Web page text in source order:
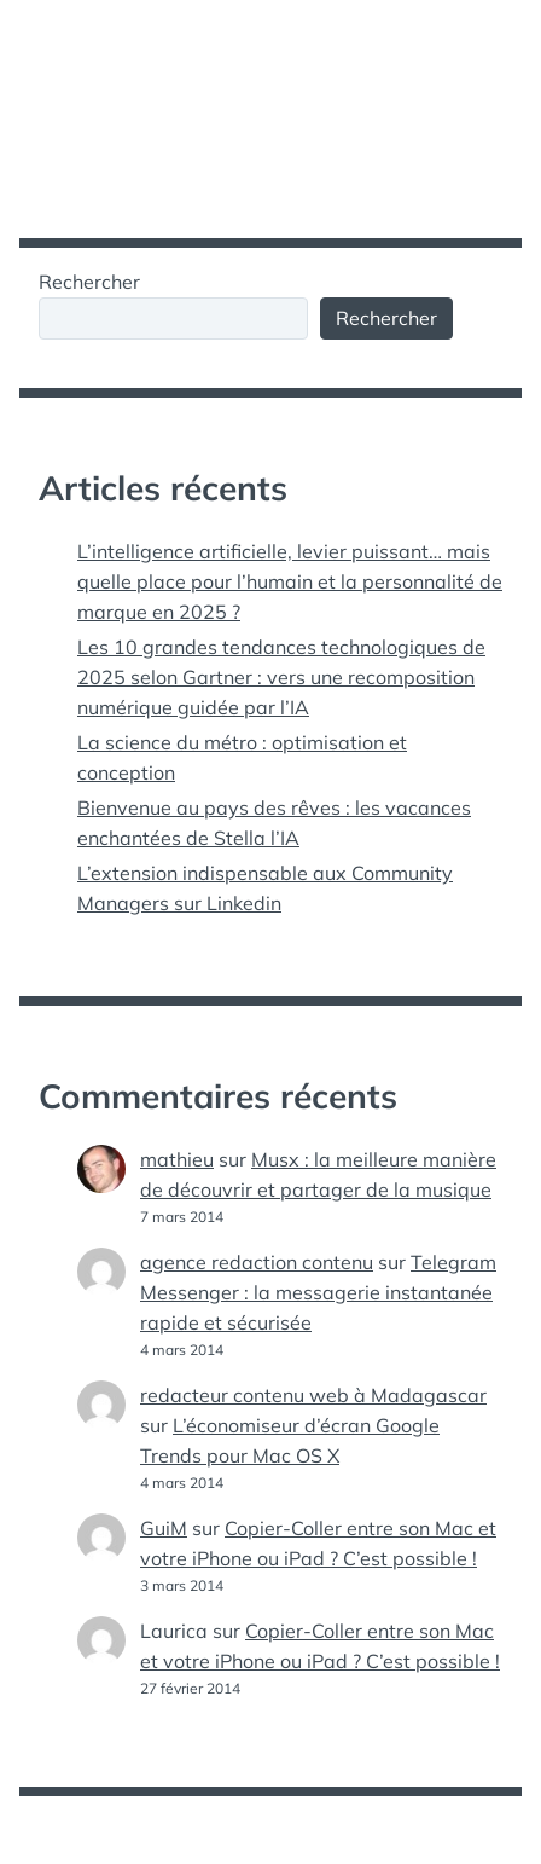
Rechercher
Rechercher
Articles récents
L’intelligence artificielle, levier puissant… mais
quelle place pour l’humain et la personnalité de
marque en 2025 ?
Les 10 grandes tendances technologiques de
2025 selon Gartner : vers une recomposition
numérique guidée par l’IA
La science du métro : optimisation et
conception
Bienvenue au pays des rêves : les vacances
enchantées de Stella l’IA
L’extension indispensable aux Community
Managers sur Linkedin
Commentaires récents
mathieu sur Musx : la meilleure manière
de découvrir et partager de la musique
7 mars 2014
agence redaction contenu sur Telegram
Messenger : la messagerie instantanée
rapide et sécurisée
4 mars 2014
redacteur contenu web à Madagascar
sur L’économiseur d’écran Google
Trends pour Mac OS X
4 mars 2014
GuiM sur Copier-Coller entre son Mac et
votre iPhone ou iPad ? C’est possible !
3 mars 2014
Laurica sur Copier-Coller entre son Mac
et votre iPhone ou iPad ? C’est possible !
27 février 2014